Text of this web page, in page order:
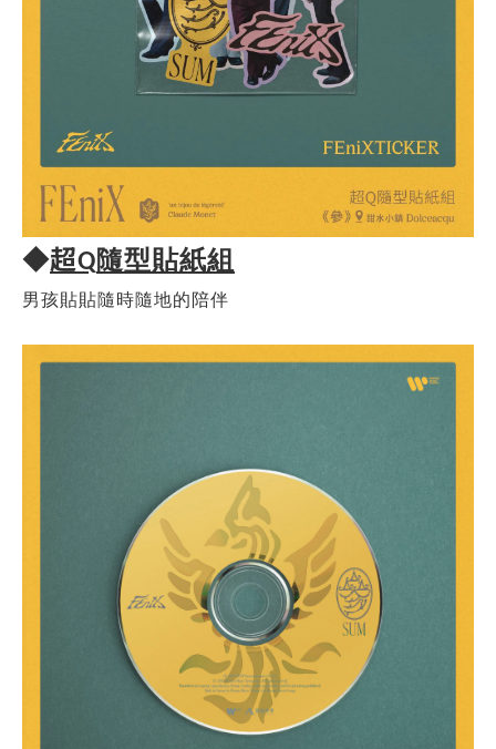
◆超Q隨型貼紙組
男孩貼貼隨時隨地的陪伴